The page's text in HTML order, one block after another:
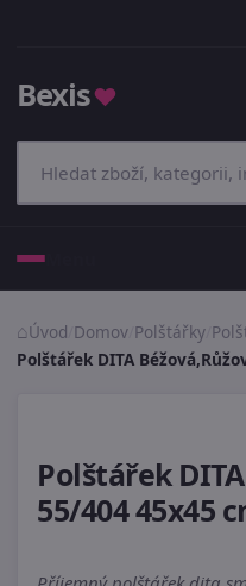
Bexis♥
Úvod Domov Polštářky
Polštářek DITA
Polštářek
55/404 45x45